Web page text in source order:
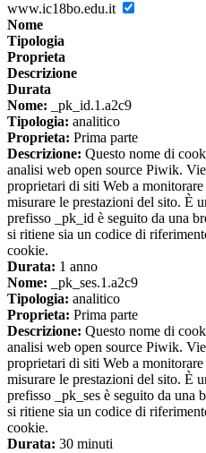
www.ic18bo.edu.it
Nome
Tipologia
Proprieta
Descrizione
Durata
Nome: _pk_id.1.a2c9
Tipologia: analitico
Proprieta: Prima parte
Descrizione: Questo nome di
analisi web open source Piwik.
proprietari di siti Web a
misurare le prestazioni del sito. È
prefisso _pk_id è seguito da una
si ritiene sia un codice di
cookie.
Durata: 1 anno
Nome: _pk_ses.1.a2c9
Tipologia: analitico
Proprieta: Prima parte
Descrizione: Questo nome di
analisi web open source Piwik.
proprietari di siti Web a
misurare le prestazioni del sito. È
prefisso _pk_ses è seguito da una
si ritiene sia un codice di
cookie.
Durata: 30 minuti